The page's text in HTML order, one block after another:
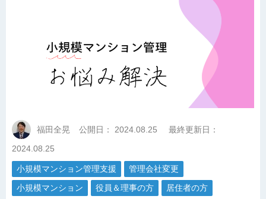
福田全晃 公開日： 2024.08.25
最終更新日：
2024.08.25
小規模マンション管理支援
管理会社変更
小規模マンション
役員＆理事の方 居住者の方